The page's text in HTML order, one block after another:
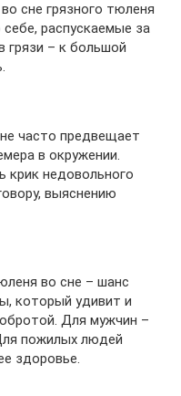
сне грязного тюленя
распускаемые за
грязи – к большой
часто предвещает
в окружении.
крик недовольного
выяснению
во сне – шанс
который удивит и
Для мужчин –
пожилых людей
здоровье.